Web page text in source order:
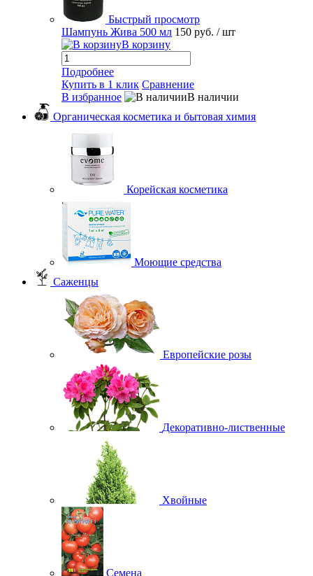
Быстрый просмотр
Шампунь Жива 500 мл 150 руб. / шт
В корзину
Подробнее
Купить в 1 клик Сравнение
В избранное
В наличии
Органическая косметика и бытовая химия
Корейская косметика
Моющие средства
Саженцы
Европейские розы
Декоративно-лиственные
Хвойные
Семена